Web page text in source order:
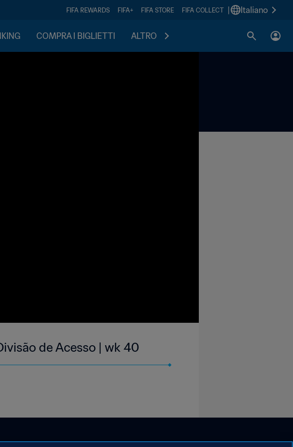
FIFA REWARDS FIFA+ FIFA STORE FIFA COLLECT Italiano
COMPRA I BIGLIETTI ALTRO
Divisão de Acesso | wk 40